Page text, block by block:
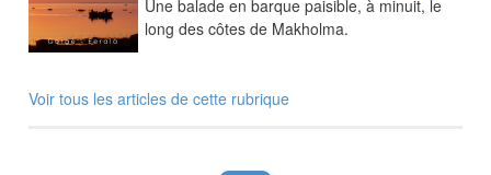
Une balade en barque paisible, à minuit, le
long des côtes de Makholma.
Voir tous les articles de cette rubrique